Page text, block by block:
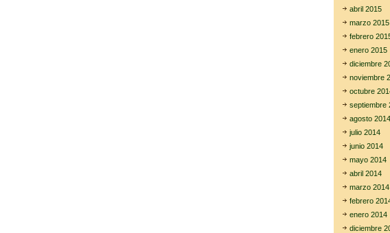
abril 2015
marzo 2015
febrero
enero 2015
diciembre
noviembre
octubre
septiembre
agosto 2014
julio 2014
junio 2014
mayo 2014
abril 2014
marzo 2014
febrero
enero 2014
diciembre